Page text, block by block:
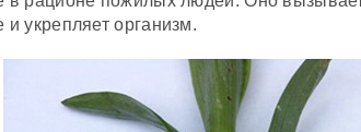
и укрепляет организм.